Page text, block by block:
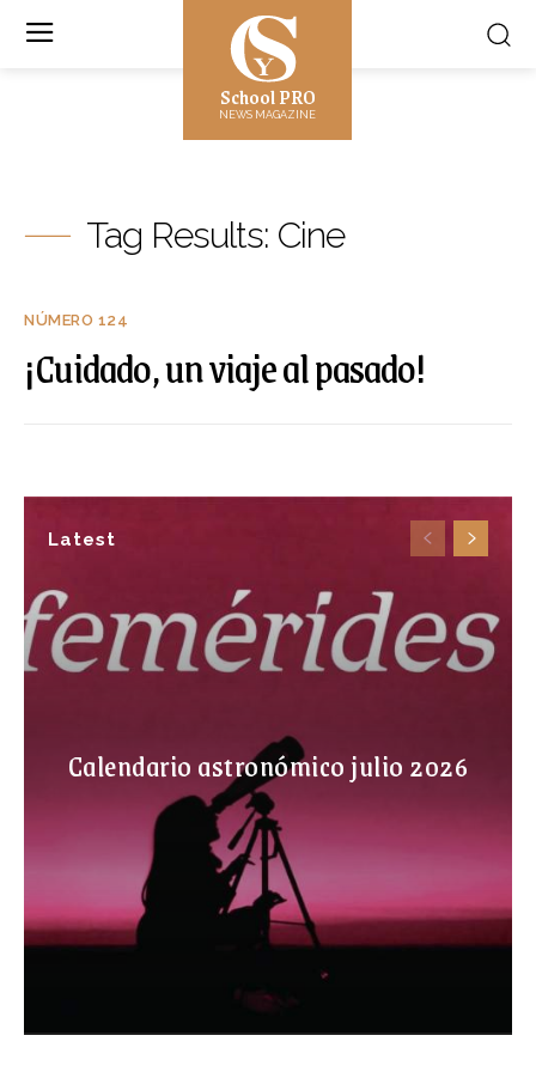
School PRO
NEWS MAGAZINE
Latest
Calendario astronómico julio 2026
Tag Results: Cine
NÚMERO 124
¡Cuidado, un viaje al pasado!